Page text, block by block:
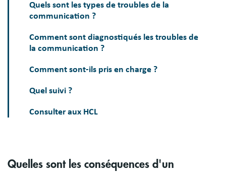
Quels sont les types de troubles de la
communication ?
Comment sont diagnostiqués les troubles de
la communication ?
Comment sont-ils pris en charge ?
Quel suivi ?
Consulter aux HCL
Quelles sont les conséquences d'un